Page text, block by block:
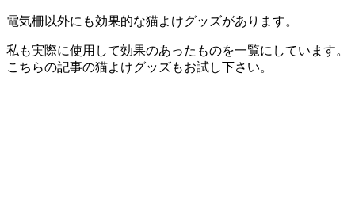
電気柵以外にも効果的な猫よけグッズがあります。
私も実際に使用して効果のあったものを一覧にしています。
こちらの記事の猫よけグッズもお試し下さい。